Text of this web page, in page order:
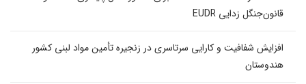
قانون‌جنگل زدایی EUDR
افزایش شفافیت و کارایی سرتاسری در زنجیره تأمین مواد لبنی کشور
هندوستان